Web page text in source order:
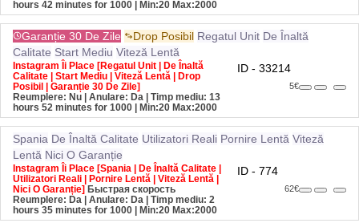
Garanție 30 De Zile Drop Posibil Regatul Unit De Înaltă
Calitate Start Mediu Viteză Lentă
Instagram Îi Place [Regatul Unit | De Înaltă
Calitate | Start Mediu | Viteză Lentă | Drop
Posibil | Garanție 30 De Zile]
Reumplere: Nu | Anulare: Da | Timp mediu: 13
hours 52 minutes for 1000 | Min:20 Max:2000
Spania De Înaltă Calitate Utilizatori Reali Pornire Lentă Viteză
Lentă Nici O Garanție
Instagram Îi Place [Spania | De Înaltă Calitate |
Utilizatori Reali | Pornire Lentă | Viteză Lentă |
Nici O Garanție]
Быстрая скорость
Reumplere: Da | Anulare: Da | Timp mediu: 2
hours 35 minutes for 1000 | Min:20 Max:2000